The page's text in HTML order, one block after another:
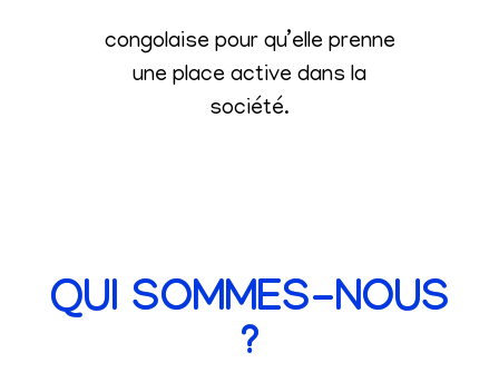
congolaise pour qu’elle prenne
une place active dans la
société.
QUI SOMMES-NOUS
?